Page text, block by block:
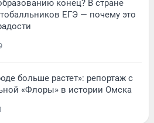
конец? В стране
ЕГЭ — почему это
больше растет»: репортаж с
«Флоры» в истории Омска